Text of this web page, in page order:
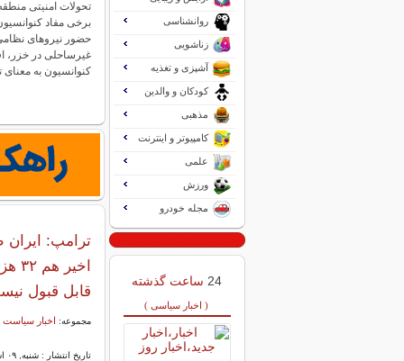
تحولات امنیتی
برخی مفاد
حضور نیروهای
غیرساحلی در خزر،
کنوانسیون به
قابل قبول
مجموعه: اخبار
تاریخ انتشار : شنبه, ۰۹ اسفند ۱۴۰۴ ۰۴:۰۰
روانشناسی
زناشویی
آشپزی و تغذیه
کودکان و والدین
مذهبی
کامپیوتر و اینترنت
علمی
ورزش
مجله خودرو
24 ساعت گذشته
( اخبار سیاسی )